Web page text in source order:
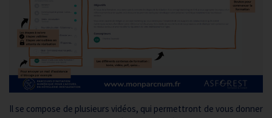
Il se compose de plusieurs vidéos, qui permettront de vous donner